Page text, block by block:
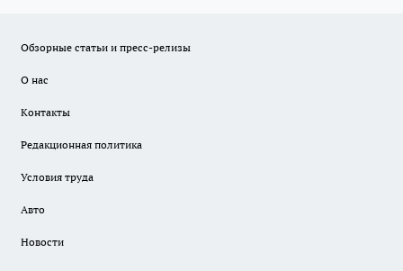
Обзорные статьи и пресс-релизы
О нас
Контакты
Редакционная политика
Условия труда
Авто
Новости